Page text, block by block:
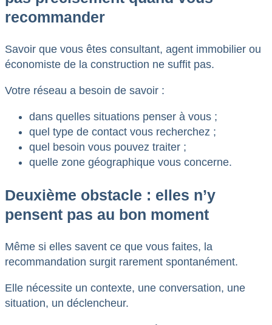
recommander
Savoir que vous êtes consultant, agent immobilier ou
économiste de la construction ne suffit pas.
Votre réseau a besoin de savoir :
dans quelles situations penser à vous ;
quel type de contact vous recherchez ;
quel besoin vous pouvez traiter ;
quelle zone géographique vous concerne.
Deuxième obstacle : elles n’y
pensent pas au bon moment
Même si elles savent ce que vous faites, la
recommandation surgit rarement spontanément.
Elle nécessite un contexte, une conversation, une
situation, un déclencheur.